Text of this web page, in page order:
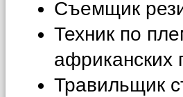
Съемщик
Техник по
африканских
Травильщик